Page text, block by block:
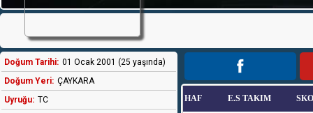
Doğum Tarihi: 01 Ocak 2001 (25 yaşında)
Doğum Yeri: ÇAYKARA
Uyruğu: TC
HAF E.S TAKIM